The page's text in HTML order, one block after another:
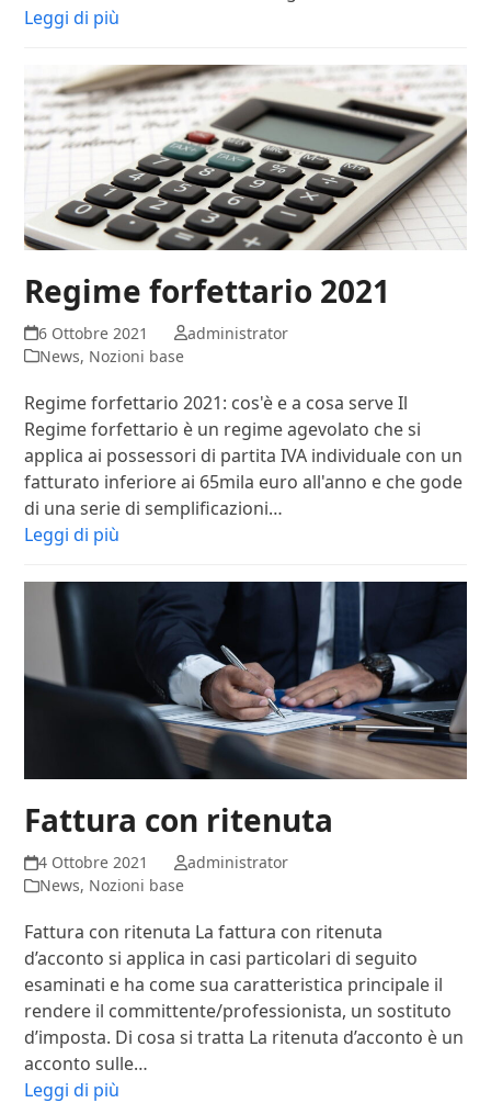
Leggi di più
Regime forfettario 2021
6 Ottobre 2021
administrator
News, Nozioni base
Regime forfettario 2021: cos'è e a cosa serve Il
Regime forfettario è un regime agevolato che si
applica ai possessori di partita IVA individuale con un
fatturato inferiore ai 65mila euro all'anno e che gode
di una serie di semplificazioni…
Leggi di più
Fattura con ritenuta
4 Ottobre 2021
administrator
News, Nozioni base
Fattura con ritenuta La fattura con ritenuta
d’acconto si applica in casi particolari di seguito
esaminati e ha come sua caratteristica principale il
rendere il committente/professionista, un sostituto
d’imposta. Di cosa si tratta La ritenuta d’acconto è un
acconto sulle…
Leggi di più